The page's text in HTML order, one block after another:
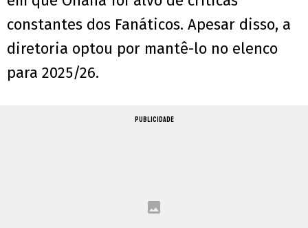
constantes dos Fanáticos. Apesar disso, a
diretoria optou por mantê-lo no elenco
para 2025/26.
PUBLICIDADE